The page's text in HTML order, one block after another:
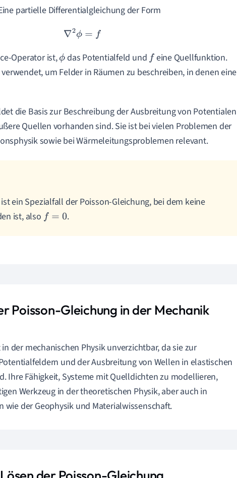
partielle Differentialgleichung der Form
∇2ϕ=f
Operator ist,ϕdas Potentialfeld und f eine Quellfunktion.
um Felder in Räumen zu beschreiben, in denen eine
die Basis zur Beschreibung der Ausbreitung von Potentialen
Quellen vorhanden sind. Sie ist bei vielen Problemen der
sowie bei Wärmeleitungsproblemen relevant.
ein Spezialfall der Poisson-Gleichung, bei dem keine
ist, also f= 0 .
Poisson-Gleichung in der Mechanik
der mechanischen Physik unverzichtbar, da sie zur
und der Ausbreitung von Wellen in elastischen
Ihre Fähigkeit, Systeme mit Quelldichten zu modellieren,
Werkzeug in der theoretischen Physik, aber auch in
wie der Geophysik und Materialwissenschaft.